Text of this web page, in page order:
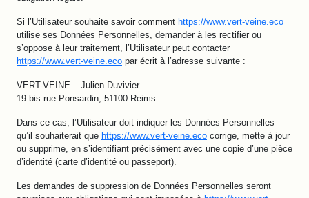
Si l’Utilisateur souhaite savoir comment https://www.vert-veine.eco
utilise ses Données Personnelles, demander à les rectifier ou
s’oppose à leur traitement, l’Utilisateur peut contacter
https://www.vert-veine.eco par écrit à l’adresse suivante :
VERT-VEINE – Julien Duvivier
19 bis rue Ponsardin, 51100 Reims.
Dans ce cas, l’Utilisateur doit indiquer les Données Personnelles
qu’il souhaiterait que https://www.vert-veine.eco corrige, mette à jour
ou supprime, en s’identifiant précisément avec une copie d’une pièce
d’identité (carte d’identité ou passeport).
Les demandes de suppression de Données Personnelles seront